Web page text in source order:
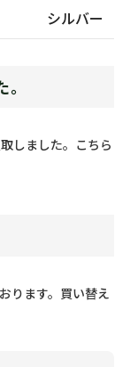
シルバー
しました。こちら
ります。買い替え